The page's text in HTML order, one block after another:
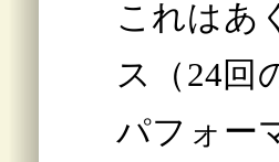
これはあ
ス（24回
パフォー